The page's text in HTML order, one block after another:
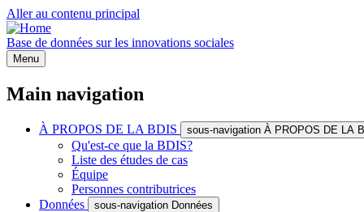
Aller au contenu principal
Base de données sur les innovations sociales
Menu
Main navigation
À PROPOS DE LA BDIS sous-navigation À PROPOS DE LA
Qu'est-ce que la BDIS?
Liste des études de cas
Équipe
Personnes contributrices
Données
sous-navigation Données